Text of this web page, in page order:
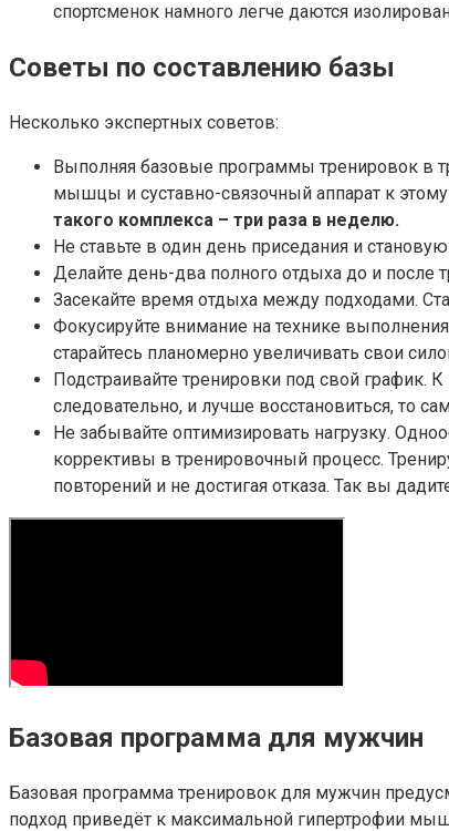
спортсменок намного легче даются
Советы по составлению базы
Несколько экспертных советов:
Выполняя базовые программы тренировок в
мышцы и суставно-связочный аппарат к
такого комплекса – три раза в неделю.
Не ставьте в один день приседания и
Делайте день-два полного отдыха до и после
Засекайте время отдыха между подходами.
Фокусируйте внимание на технике
старайтесь планомерно увеличивать свои
Подстраивайте тренировки под свой график.
следовательно, и лучше восстановиться, то
Не забывайте оптимизировать нагрузку.
коррективы в тренировочный процесс.
повторений и не достигая отказа. Так вы
Базовая программа для мужчин
Базовая программа тренировок для мужчин
подход приведёт к максимальной гипертрофии